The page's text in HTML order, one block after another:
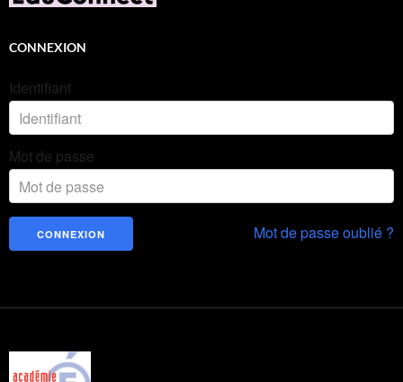
CONNEXION
Identifiant
Mot de passe
Mot de passe oublié ?